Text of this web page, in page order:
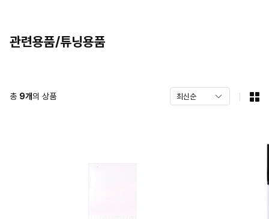
관련용품/튜닝용품
총 9개의 상품